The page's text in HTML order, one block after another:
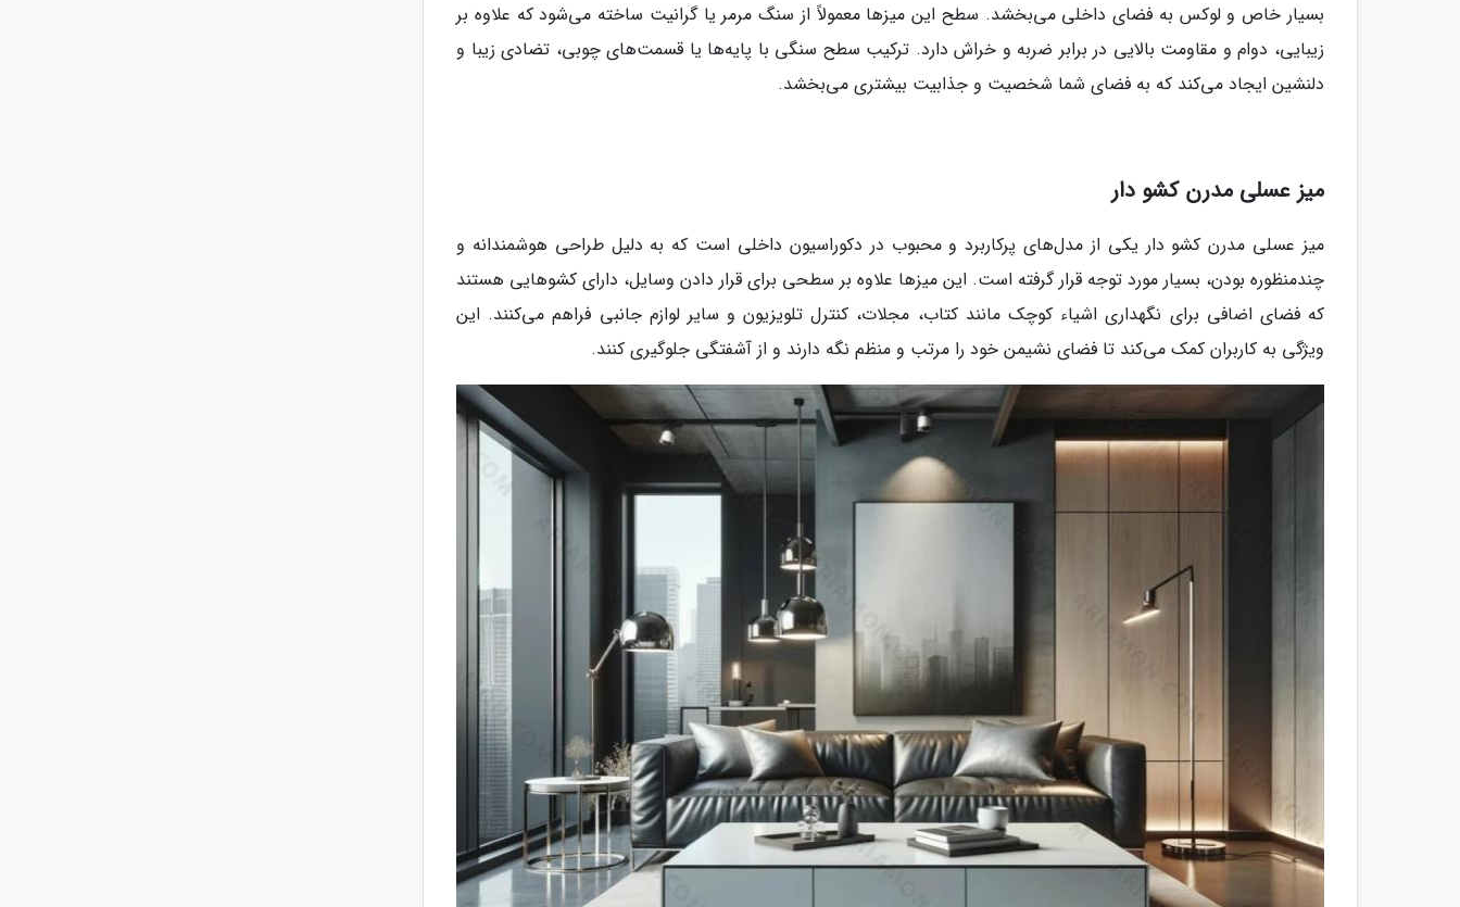
بسیار خاص و لوکس به فضای داخلی می‌بخشد. سطح این میزها معمولاً از سنگ مرمر یا گرانیت ساخته می‌شود که علاوه بر
زیبایی، دوام و مقاومت بالایی در برابر ضربه و خراش دارد. ترکیب سطح سنگی با پایه‌ها یا قسمت‌های چوبی، تضادی زیبا و
دلنشین ایجاد می‌کند که به فضای شما شخصیت و جذابیت بیشتری می‌بخشد.
میز عسلی مدرن کشو دار
میز عسلی مدرن کشو دار یکی از مدل‌های پرکاربرد و محبوب در دکوراسیون داخلی است که به دلیل طراحی هوشمندانه و
چندمنظوره بودن، بسیار مورد توجه قرار گرفته است. این میزها علاوه بر سطحی برای قرار دادن وسایل، دارای کشوهایی هستند
که فضای اضافی برای نگهداری اشیاء کوچک مانند کتاب، مجلات، کنترل تلویزیون و سایر لوازم جانبی فراهم می‌کنند. این
ویژگی به کاربران کمک می‌کند تا فضای نشیمن خود را مرتب و منظم نگه دارند و از آشفتگی جلوگیری کنند.